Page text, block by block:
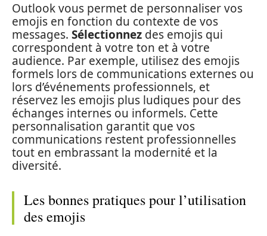
Outlook vous permet de personnaliser vos
emojis en fonction du contexte de vos
messages. Sélectionnez des emojis qui
correspondent à votre ton et à votre
audience. Par exemple, utilisez des emojis
formels lors de communications externes ou
lors d’événements professionnels, et
réservez les emojis plus ludiques pour des
échanges internes ou informels. Cette
personnalisation garantit que vos
communications restent professionnelles
tout en embrassant la modernité et la
diversité.
Les bonnes pratiques pour l’utilisation
des emojis